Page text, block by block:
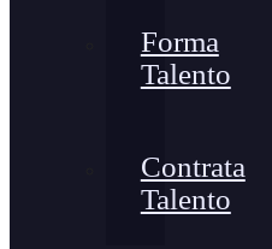
Forma
Talento
Contrata
Talento